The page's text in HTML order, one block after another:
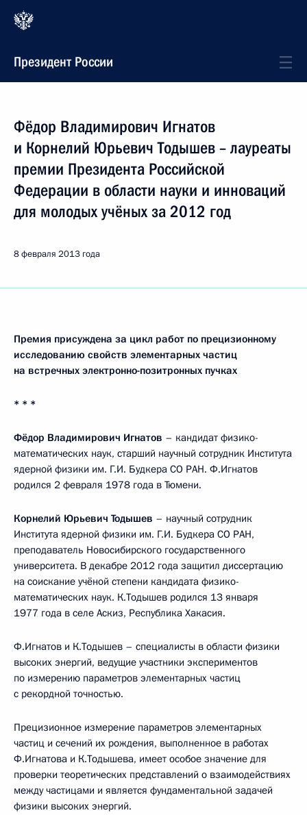
Президент России
Фёдор Владимирович Игнатов
и Корнелий Юрьевич Тодышев – лауреаты
премии Президента Российской
Федерации в области науки и инноваций
для молодых учёных за 2012 год
8 февраля 2013 года
Премия присуждена за цикл работ по прецизионному
исследованию свойств элементарных частиц
на встречных электронно-позитронных пучках
* * *
Фёдор Владимирович Игнатов – кандидат физико-
математических наук, старший научный сотрудник Института
ядерной физики им. Г.И. Будкера СО РАН. Ф.Игнатов
родился 2 февраля 1978 года в Тюмени.
Корнелий Юрьевич Тодышев – научный сотрудник
Института ядерной физики им. Г.И. Будкера СО РАН,
преподаватель Новосибирского государственного
университета. В декабре 2012 года защитил диссертацию
на соискание учёной степени кандидата физико-
математических наук. К.Тодышев родился 13 января
1977 года в селе Аскиз, Республика Хакасия.
Ф.Игнатов и К.Тодышев – специалисты в области физики
высоких энергий, ведущие участники экспериментов
по измерению параметров элементарных частиц
с рекордной точностью.
Прецизионное измерение параметров элементарных
частиц и сечений их рождения, выполненное в работах
Ф.Игнатова и К.Тодышева, имеет особое значение для
проверки теоретических представлений о взаимодействиях
между частицами и является фундаментальной задачей
физики высоких энергий.